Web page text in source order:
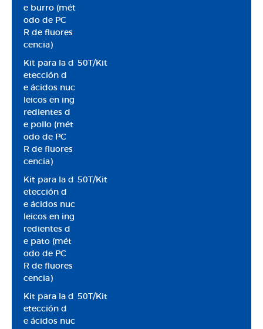
e burro (mét
odo de PC
R de fluores
cencia)
Kit para la d
etección d
e ácidos nuc
leicos en ing
redientes d
e pollo (mét
odo de PC
R de fluores
cencia)
50T/Kit
Kit para la d
etección d
e ácidos nuc
leicos en ing
redientes d
e pato (mét
odo de PC
R de fluores
cencia)
50T/Kit
Kit para la d
etección d
e ácidos nuc
50T/Kit